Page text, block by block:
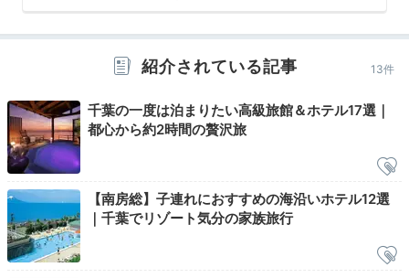
朝食はレストラン「KOOBEI（くうべい）」でバイキン
グ。和食は新鮮なお刺身や出来立ての卵焼き、干物焼き
など、作り立てで味わえるのが嬉しい。洋食も選べます
よ。
紹介されている記事 13件
千葉の一度は泊まりたい高級旅館＆ホテル17選｜
都心から約2時間の贅沢旅
【南房総】子連れにおすすめの海沿いホテル12選
｜千葉でリゾート気分の家族旅行